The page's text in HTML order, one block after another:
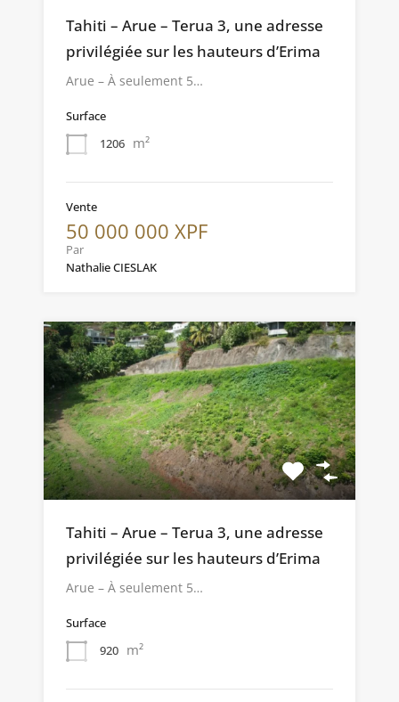
Tahiti – Arue – Terua 3, une adresse
privilégiée sur les hauteurs d’Erima
Arue – À seulement 5…
Surface
1206 m²
Vente
50 000 000 XPF
Par
Nathalie CIESLAK
Tahiti – Arue – Terua 3, une adresse
privilégiée sur les hauteurs d’Erima
Arue – À seulement 5…
Surface
920 m²